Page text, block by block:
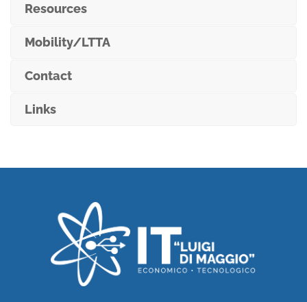
Resources
Mobility/LTTA
Contact
Links